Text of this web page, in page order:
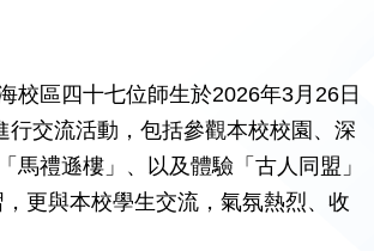
校區四十七位師生於2026年3月26日
行交流活動，包括參觀本校校園、深
馬禮遜樓」、以及體驗「古人同盟」
更與本校學生交流，氣氛熱烈、收